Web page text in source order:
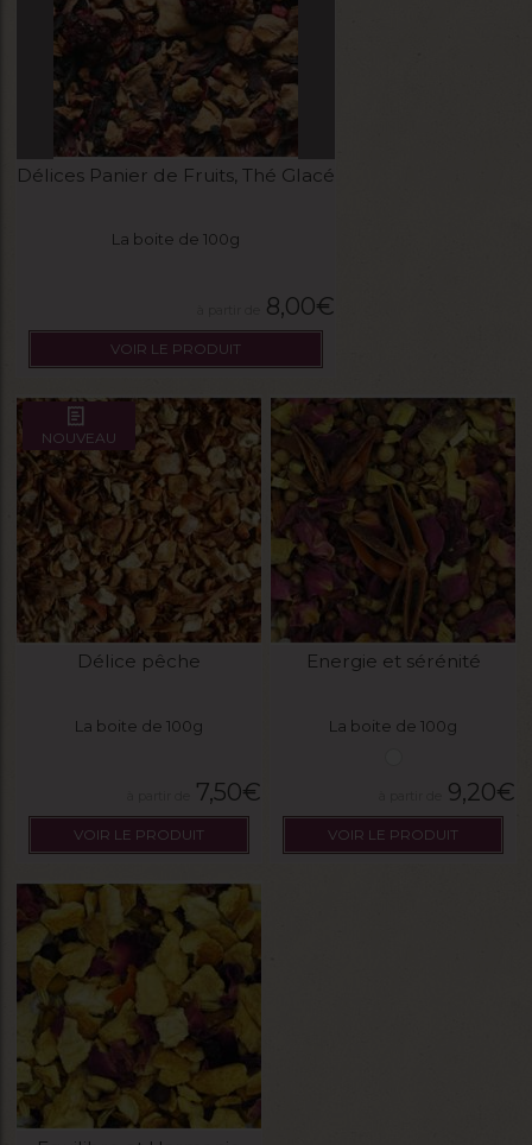
Délices Panier de Fruits, Thé Glacé
La boite de 100g
8,00€
VOIR LE PRODUIT
NOUVEAU
Délice pêche
La boite de 100g
7,50€
VOIR LE PRODUIT
Energie et sérénité
La boite de 100g
9,20€
VOIR LE PRODUIT